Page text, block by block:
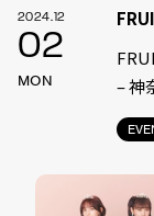
2024.12
02
MON
– 神